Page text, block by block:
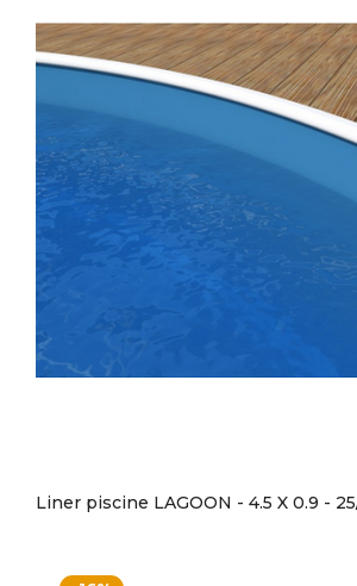
Liner piscine LAGOON - 4.5 X 0.9 -